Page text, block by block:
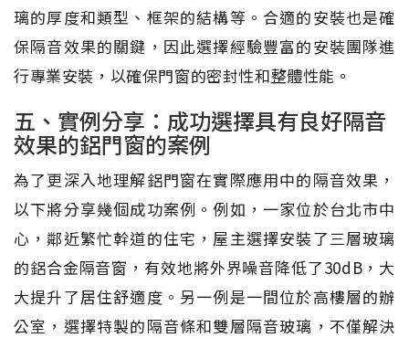
璃的厚度和類型、框架的結構等。合適的安裝也是確
保隔音效果的關鍵，因此選擇經驗豐富的安裝團隊進
行專業安裝，以確保門窗的密封性和整體性能。
五、實例分享：成功選擇具有良好隔音
效果的鋁門窗的案例
為了更深入地理解鋁門窗在實際應用中的隔音效果，
以下將分享幾個成功案例。例如，一家位於台北市中
心，鄰近繁忙幹道的住宅，屋主選擇安裝了三層玻璃
的鋁合金隔音窗，有效地將外界噪音降低了30dB，大
大提升了居住舒適度。另一例是一間位於高樓層的辦
公室，選擇特製的隔音條和雙層隔音玻璃，不僅解決